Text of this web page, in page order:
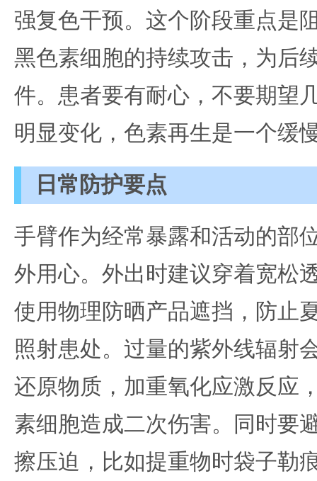
强复色干预。这个阶段重点是
黑色素细胞的持续攻击，为后
件。患者要有耐心，不要期望
明显变化，色素再生是一个缓
日常防护要点
手臂作为经常暴露和活动的部
外用心。外出时建议穿着宽松
使用物理防晒产品遮挡，防止
照射患处。过量的紫外线辐射
还原物质，加重氧化应激反应
素细胞造成二次伤害。同时要
擦压迫，比如提重物时袋子勒